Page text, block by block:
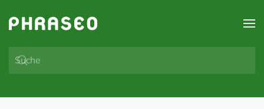
Zum Hauptinhalt springen